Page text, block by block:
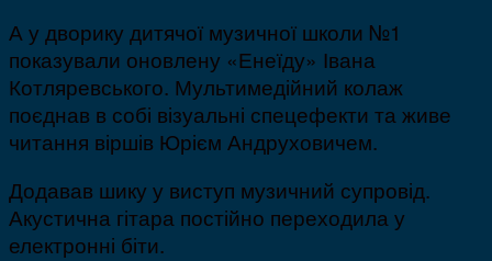
А у дворику дитячої музичної школи №1
показували оновлену «Енеїду» Івана
Котляревського. Мультимедійний колаж
поєднав в собі візуальні спецефекти та живе
читання віршів Юрієм Андруховичем.
Додавав шику у виступ музичний супровід.
Акустична гітара постійно переходила у
електронні біти.